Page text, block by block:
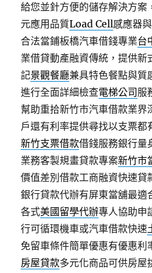
給您並針方便的儲存解決方案
元應用品質Load Cell感應器
合法當鋪板橋汽車借錢專業台
業借貸動產融資傳統，提供新
記景觀餐廳兼具特色餐點與質
進行全面詳細檢查電梯公司 服
幫助重拾新竹市汽車借款業界
戶還有利率提供尋找以支票都
新竹支票借款借錢服務銀行量
業務客製規畫貸款專案新竹市
價值差別借款工商融資快速貸
銀行貸款代辦有屏東當舖最適
各式美國留學代辦專人協助申
行可循環機車或汽車借款快速
免留車條件簡單優惠有優惠利
房屋貸款多元化商品可供房屋